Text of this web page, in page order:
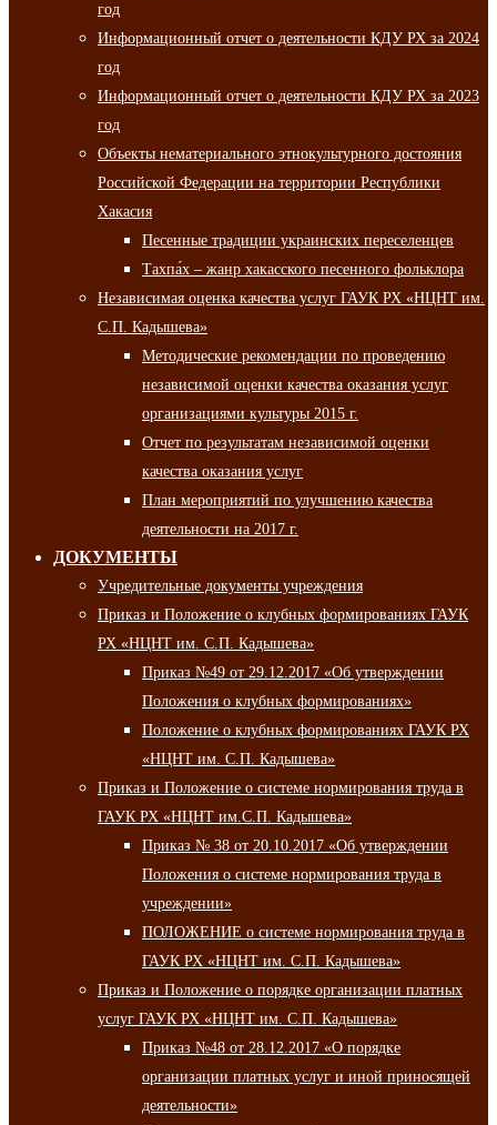
год
Информационный отчет о деятельности КДУ РХ за 2024
год
Информационный отчет о деятельности КДУ РХ за 2023
год
Объекты нематериального этнокультурного достояния
Российской Федерации на территории Республики
Хакасия
Песенные традиции украинских переселенцев
Тахпа́х – жанр хакасского песенного фольклора
Независимая оценка качества услуг ГАУК РХ «НЦНТ им.
С.П. Кадышева»
Методические рекомендации по проведению
независимой оценки качества оказания услуг
организациями культуры 2015 г.
Отчет по результатам независимой оценки
качества оказания услуг
План мероприятий по улучшению качества
деятельности на 2017 г.
ДОКУМЕНТЫ
Учредительные документы учреждения
Приказ и Положение о клубных формированиях ГАУК
РХ «НЦНТ им. С.П. Кадышева»
Приказ №49 от 29.12.2017 «Об утверждении
Положения о клубных формированиях»
Положение о клубных формированиях ГАУК РХ
«НЦНТ им. С.П. Кадышева»
Приказ и Положение о системе нормирования труда в
ГАУК РХ «НЦНТ им.С.П. Кадышева»
Приказ № 38 от 20.10.2017 «Об утверждении
Положения о системе нормирования труда в
учреждении»
ПОЛОЖЕНИЕ о системе нормирования труда в
ГАУК РХ «НЦНТ им. С.П. Кадышева»
Приказ и Положение о порядке организации платных
услуг ГАУК РХ «НЦНТ им. С.П. Кадышева»
Приказ №48 от 28.12.2017 «О порядке
организации платных услуг и иной приносящей
деятельности»